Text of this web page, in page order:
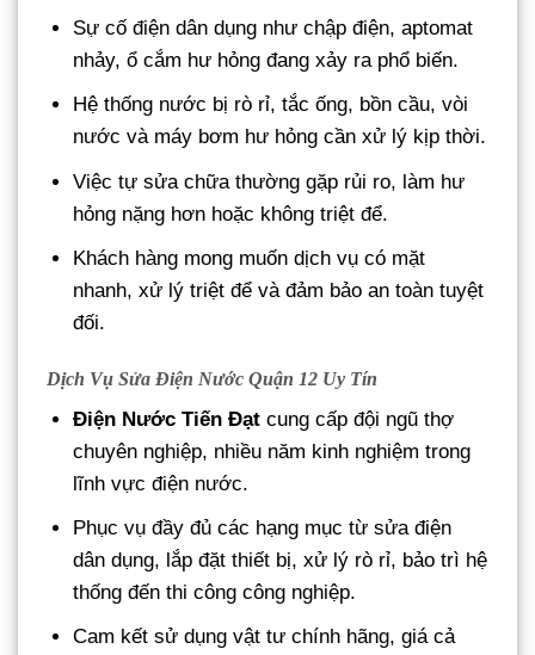
Sự cố điện dân dụng như chập điện, aptomat
nhảy, ổ cắm hư hỏng đang xảy ra phổ biến.
Hệ thống nước bị rò rỉ, tắc ống, bồn cầu, vòi
nước và máy bơm hư hỏng cần xử lý kịp thời.
Việc tự sửa chữa thường gặp rủi ro, làm hư
hỏng nặng hơn hoặc không triệt để.
Khách hàng mong muốn dịch vụ có mặt
nhanh, xử lý triệt để và đảm bảo an toàn tuyệt
đối.
Dịch Vụ Sửa Điện Nước Quận 12 Uy Tín
Điện Nước Tiến Đạt cung cấp đội ngũ thợ
chuyên nghiệp, nhiều năm kinh nghiệm trong
lĩnh vực điện nước.
Phục vụ đầy đủ các hạng mục từ sửa điện
dân dụng, lắp đặt thiết bị, xử lý rò rỉ, bảo trì hệ
thống đến thi công công nghiệp.
Cam kết sử dụng vật tư chính hãng, giá cả